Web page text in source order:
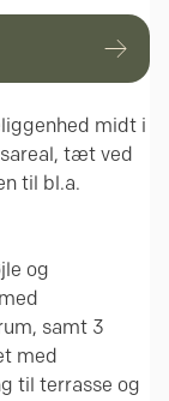
midt i
tæt ved
til bl.a.
og
samt 3
med
til terrasse og